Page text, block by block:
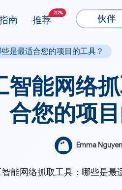
南 推荐
20%
是最适合您的项目的工具？
智能网络
合您的项
Emma Nguyen
能网络抓取工具：哪些是最